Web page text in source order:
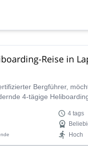
Reise in
Bergführer,
4-tägige
4 tags
Hoch